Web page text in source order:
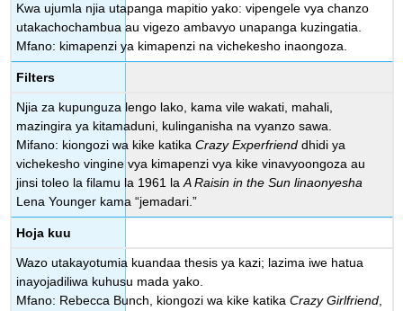
Kwa ujumla njia utapanga mapitio yako: vipengele vya chanzo
utakachochambua au vigezo ambavyo unapanga kuzingatia.
Mfano: kimapenzi ya kimapenzi na vichekesho inaongoza.
Filters
Njia za kupunguza lengo lako, kama vile wakati, mahali,
mazingira ya kitamaduni, kulinganisha na vyanzo sawa.
Mifano: kiongozi wa kike katikaCrazy Experfriend dhidi ya
vichekesho vingine vya kimapenzi vya kike vinavyoongoza au
jinsi toleo la filamu la 1961 laA Raisin in the Sun linaonyesha
Lena Younger kama “jemadari.”
Hoja kuu
Wazo utakayotumia kuandaa thesis ya kazi; lazima iwe hatua
inayojadiliwa kuhusu mada yako.
Mfano: Rebecca Bunch, kiongozi wa kike katikaCrazy Girlfriend,